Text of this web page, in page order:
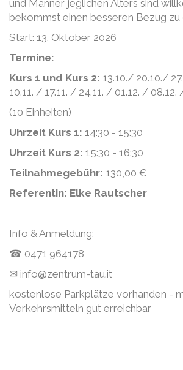
und Männer jeglichen Alters sind
bekommst einen besseren Bezug
Start: 13. Oktober 2026
Termine:
Kurs 1 und Kurs 2: 13.10./ 20.10./
10.11. / 17.11. / 24.11. / 01.12. / 08.12.
(10 Einheiten)
Uhrzeit Kurs 1: 14:30 - 15:30
Uhrzeit Kurs 2: 15:30 - 16:30
Teilnahmegebühr: 130,00 €
Referentin: Elke Rautscher
Info & Anmeldung:
☎ 0471 964178
✉ info@zentrum-tau.it
kostenlose Parkplätze vorhanden -
Verkehrsmitteln gut erreichbar